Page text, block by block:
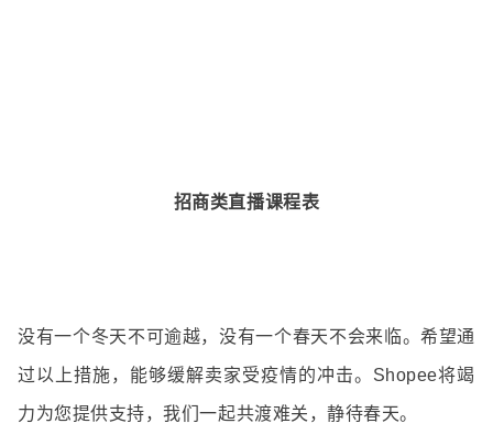
招商类直播课程表
没有一个冬天不可逾越，没有一个春天不会来临。希望通
过以上措施，能够缓解卖家受疫情的冲击。Shopee将竭
力为您提供支持，我们一起共渡难关，静待春天。